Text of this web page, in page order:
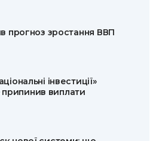
прогноз зростання ВВП
інвестиції»
виплати